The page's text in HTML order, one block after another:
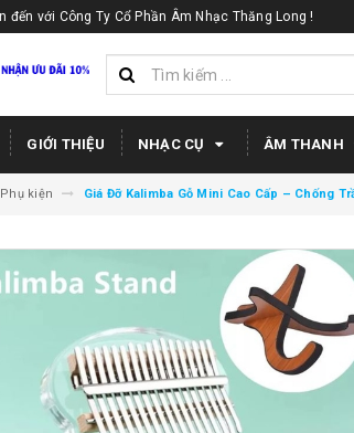
đến với Công Ty Cổ Phần Âm Nhạc Thăng Long !
GIỚI THIỆU NHẠC CỤ ÂM THANH
Phụ kiện Giá Đỡ Kalimba Gỗ Mini Cao Cấp – Chống